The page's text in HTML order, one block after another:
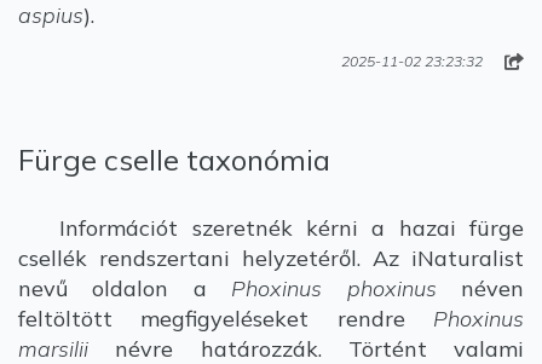
aspius).
2025-11-02 23:23:32
Fürge cselle taxonómia
Információt szeretnék kérni a hazai fürge
csellék rendszertani helyzetéről. Az iNaturalist
nevű oldalon a Phoxinus phoxinus néven
feltöltött megfigyeléseket rendre Phoxinus
marsilii névre határozzák. Történt valami